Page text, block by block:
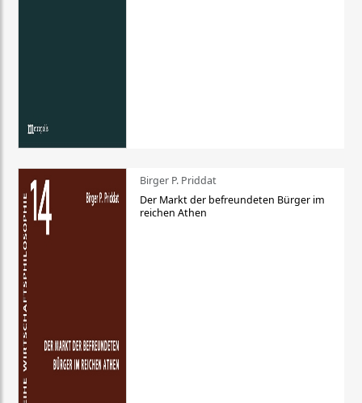
Birger P. Priddat
Der Markt der befreundeten Bürger im
reichen Athen